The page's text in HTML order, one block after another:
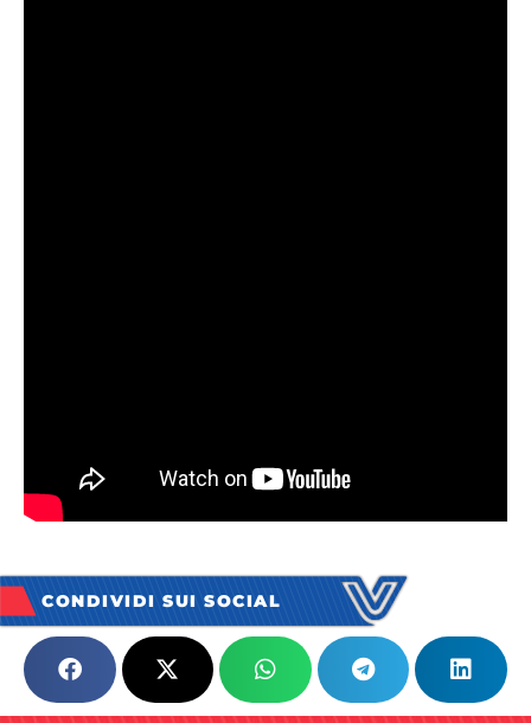
CONDIVIDI SUI SOCIAL